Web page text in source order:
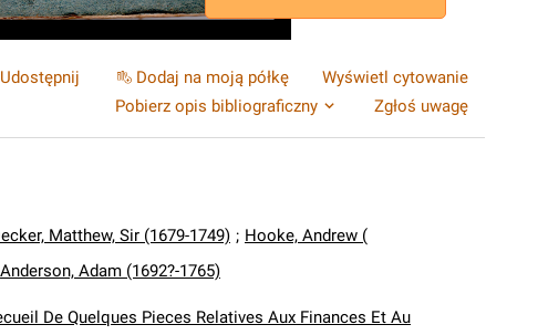
Udostępnij Dodaj na moją półkę
Wyświetl cytowanie
Pobierz opis bibliograficzny
Zgłoś uwagę
Matthew, Sir (1679-1749) ; Hooke, Andrew (
Anderson, Adam (1692?-1765)
De Quelques Pieces Relatives Aux Finances Et Au